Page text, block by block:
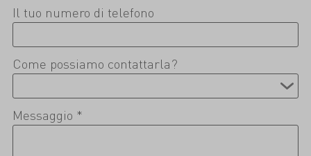
Il tuo numero di telefono
Come possiamo contattarla?
Messaggio *